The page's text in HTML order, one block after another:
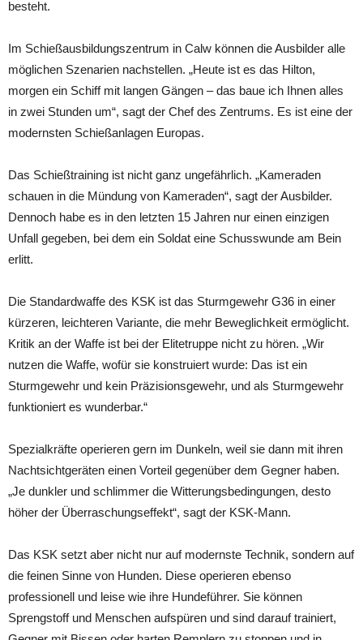
besteht.
Im Schießausbildungszentrum in Calw können die Ausbilder alle
möglichen Szenarien nachstellen. „Heute ist es das Hilton,
morgen ein Schiff mit langen Gängen – das baue ich Ihnen alles
in zwei Stunden um“, sagt der Chef des Zentrums. Es ist eine der
modernsten Schießanlagen Europas.
Das Schießtraining ist nicht ganz ungefährlich. „Kameraden
schauen in die Mündung von Kameraden“, sagt der Ausbilder.
Dennoch habe es in den letzten 15 Jahren nur einen einzigen
Unfall gegeben, bei dem ein Soldat eine Schusswunde am Bein
erlitt.
Die Standardwaffe des KSK ist das Sturmgewehr G36 in einer
kürzeren, leichteren Variante, die mehr Beweglichkeit ermöglicht.
Kritik an der Waffe ist bei der Elitetruppe nicht zu hören. „Wir
nutzen die Waffe, wofür sie konstruiert wurde: Das ist ein
Sturmgewehr und kein Präzisionsgewehr, und als Sturmgewehr
funktioniert es wunderbar.“
Spezialkräfte operieren gern im Dunkeln, weil sie dann mit ihren
Nachtsichtgeräten einen Vorteil gegenüber dem Gegner haben.
„Je dunkler und schlimmer die Witterungsbedingungen, desto
höher der Überraschungseffekt“, sagt der KSK-Mann.
Das KSK setzt aber nicht nur auf modernste Technik, sondern auf
die feinen Sinne von Hunden. Diese operieren ebenso
professionell und leise wie ihre Hundeführer. Sie können
Sprengstoff und Menschen aufspüren und sind darauf trainiert,